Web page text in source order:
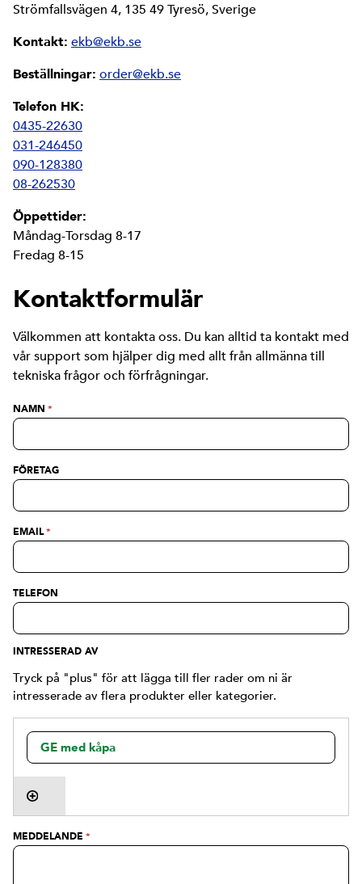
Strömfallsvägen 4, 135 49 Tyresö, Sverige
Kontakt: ekb@ekb.se
Beställningar: order@ekb.se
Telefon HK:
0435-22630
031-246450
090-128380
08-262530
Öppettider:
Måndag-Torsdag 8-17
Fredag 8-15
Kontaktformulär
Välkommen att kontakta oss. Du kan alltid ta kontakt med
vår support som hjälper dig med allt från allmänna till
tekniska frågor och förfrågningar.
NAMN *
FÖRETAG
EMAIL*
TELEFON
INTRESSERAD AV
Tryck på "plus" för att lägga till fler rader om ni är
intresserade av flera produkter eller kategorier.
MEDDELANDE *